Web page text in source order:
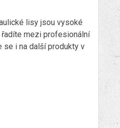
lisy jsou vysoké
mezi profesionální
se i na další produkty v